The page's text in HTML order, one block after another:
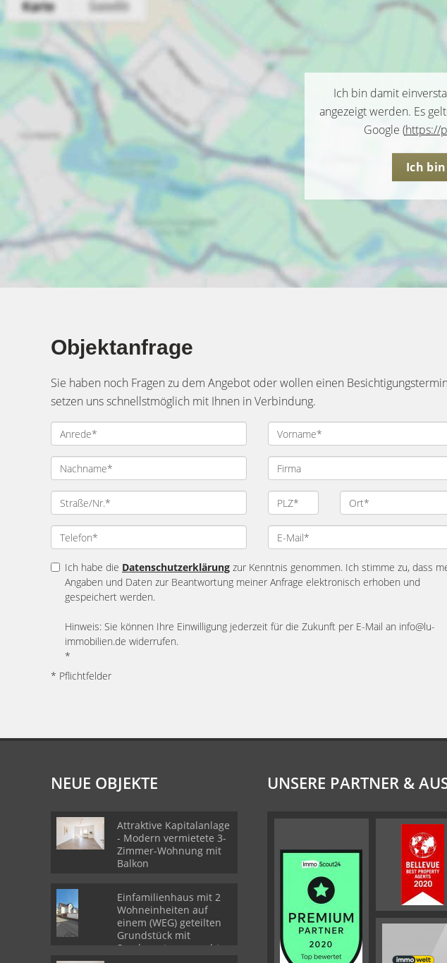
Ich bin damit
angezeigt werden. Es
Google (https://
Ich
Objektanfrage
Sie haben noch Fragen zu dem Angebot oder wollen einen
setzen uns schnellstmöglich mit Ihnen in Verbindung.
Ich habe die Datenschutzerklärung zur Kenntnis genommen. Ich stimme zu, dass
Angaben und Daten zur Beantwortung meiner Anfrage elektronisch erhoben und
gespeichert werden.
Hinweis: Sie können Ihre Einwilligung jederzeit für die Zukunft per E-Mail an info@lu-
immobilien.de widerrufen.
*
* Pflichtfelder
NEUE OBJEKTE
Attraktive Kapitalanlage
- Modern vermietete 3-
Zimmer-Wohnung mit
Balkon
Einfamilienhaus mit 2
Wohneinheiten auf
einem (WEG) geteilten
Grundstück mit
Sondernutzungsrechten
UNSERE PARTNER &